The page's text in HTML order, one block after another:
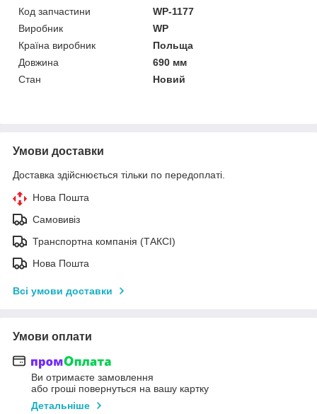
Код запчастини
WP-1177
Виробник
WP
Країна виробник
Польща
Довжина
690 мм
Стан
Новий
Умови доставки
Доставка здійснюється тільки по передоплаті.
Нова Пошта
Самовивіз
Транспортна компанія (ТАКСІ)
Нова Пошта
Всі умови доставки
Умови оплати
Ви отримаєте замовлення
або гроші повернуться на вашу картку
Детальніше